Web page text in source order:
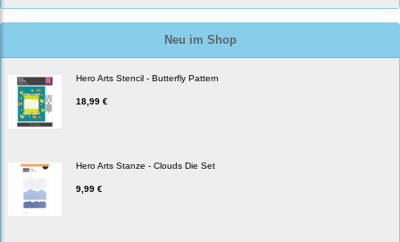
Neu im Shop
Hero Arts Stencil - Butterfly Pattern
18,99 €
Hero Arts Stanze - Clouds Die Set
9,99 €